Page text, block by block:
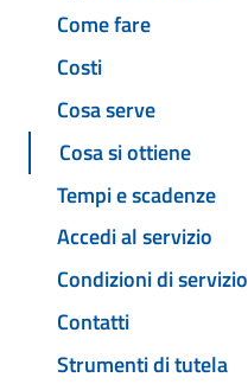
Come fare
Costi
Cosa serve
Cosa si ottiene
Tempi e scadenze
Accedi al servizio
Condizioni di servizio
Contatti
Strumenti di tutela